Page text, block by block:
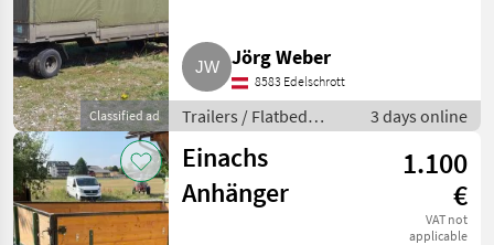
Classified ad
Jörg Weber
8583 Edelschrott
Trailers / Flatbed
trailers
3 days online
Einachs
Anhänger
1.100
€
VAT not
applicable